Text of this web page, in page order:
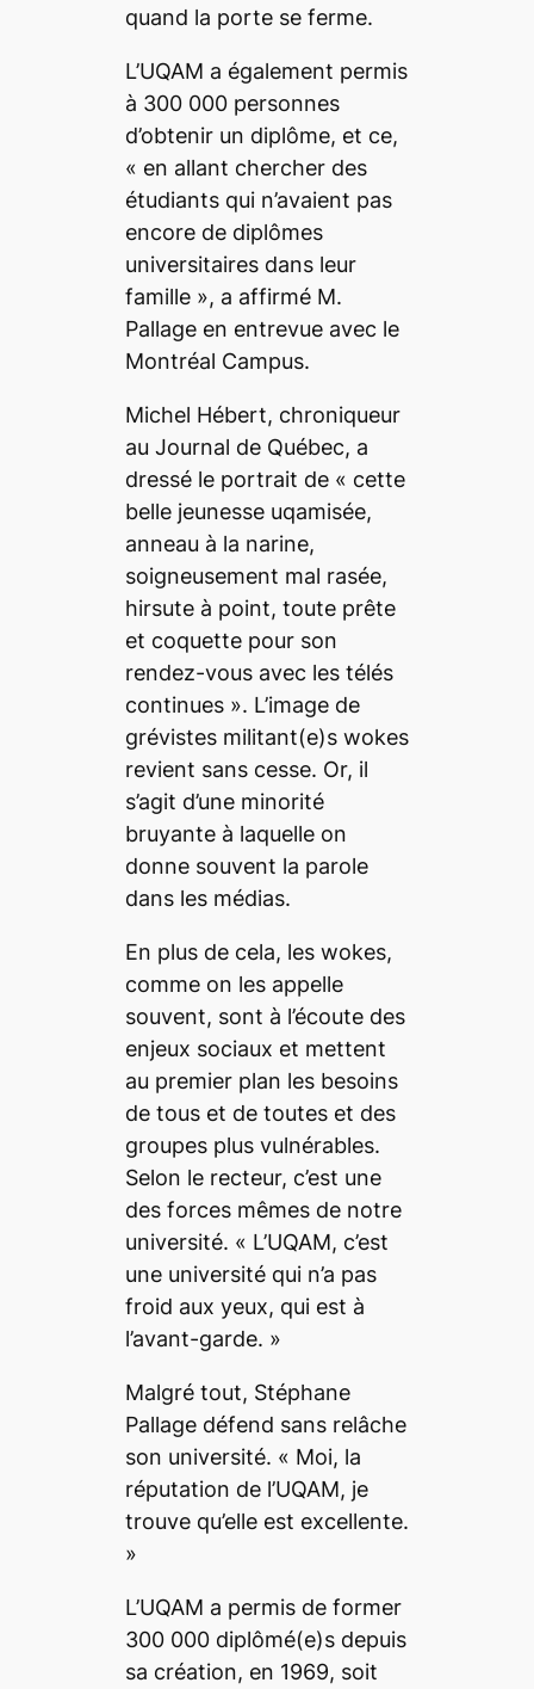
quand la porte se ferme.
L’UQAM a également permis
à 300 000 personnes
d’obtenir un diplôme, et ce,
« en allant chercher des
étudiants qui n’avaient pas
encore de diplômes
universitaires dans leur
famille », a affirmé M.
Pallage en entrevue avec le
Montréal Campus.
Michel Hébert, chroniqueur
au Journal de Québec, a
dressé le portrait de « cette
belle jeunesse uqamisée,
anneau à la narine,
soigneusement mal rasée,
hirsute à point, toute prête
et coquette pour son
rendez-vous avec les télés
continues ». L’image de
grévistes militant(e)s wokes
revient sans cesse. Or, il
s’agit d’une minorité
bruyante à laquelle on
donne souvent la parole
dans les médias.
En plus de cela, les wokes,
comme on les appelle
souvent, sont à l’écoute des
enjeux sociaux et mettent
au premier plan les besoins
de tous et de toutes et des
groupes plus vulnérables.
Selon le recteur, c’est une
des forces mêmes de notre
université. « L’UQAM, c’est
une université qui n’a pas
froid aux yeux, qui est à
l’avant-garde. »
Malgré tout, Stéphane
Pallage défend sans relâche
son université. « Moi, la
réputation de l’UQAM, je
trouve qu’elle est excellente.
»
L’UQAM a permis de former
300 000 diplômé(e)s depuis
sa création, en 1969, soit